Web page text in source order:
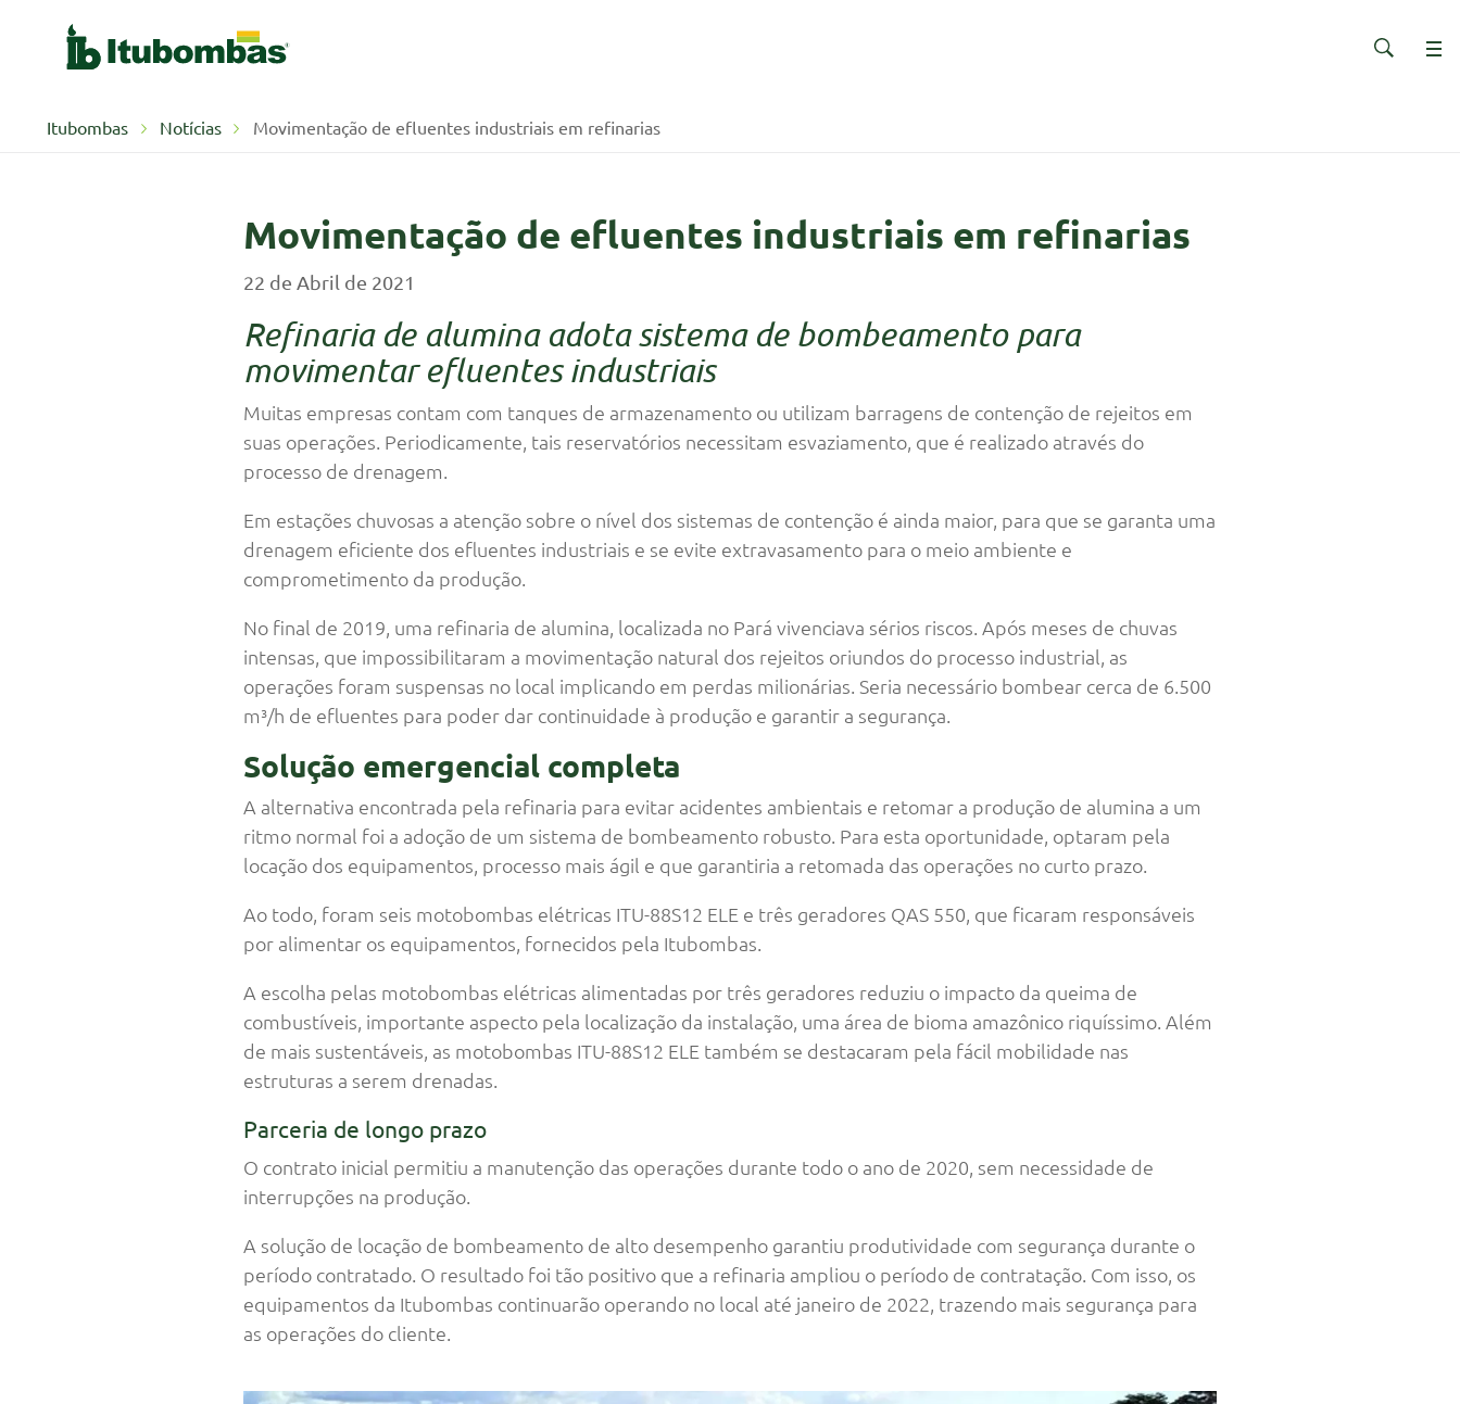
Itubombas Notícias Movimentação de efluentes industriais em refinarias
Movimentação de efluentes industriais em refinarias
22 de Abril de 2021
Refinaria de alumina adota sistema de bombeamento para
movimentar efluentes industriais
Muitas empresas contam com tanques de armazenamento ou utilizam barragens de contenção de rejeitos em
suas operações. Periodicamente, tais reservatórios necessitam esvaziamento, que é realizado através do
processo de drenagem.
Em estações chuvosas a atenção sobre o nível dos sistemas de contenção é ainda maior, para que se garanta uma
drenagem eficiente dos efluentes industriais e se evite extravasamento para o meio ambiente e
comprometimento da produção.
No final de 2019, uma refinaria de alumina, localizada no Pará vivenciava sérios riscos. Após meses de chuvas
intensas, que impossibilitaram a movimentação natural dos rejeitos oriundos do processo industrial, as
operações foram suspensas no local implicando em perdas milionárias. Seria necessário bombear cerca de 6.500
m³/h de efluentes para poder dar continuidade à produção e garantir a segurança.
Solução emergencial completa
A alternativa encontrada pela refinaria para evitar acidentes ambientais e retomar a produção de alumina a um
ritmo normal foi a adoção de um sistema de bombeamento robusto. Para esta oportunidade, optaram pela
locação dos equipamentos, processo mais ágil e que garantiria a retomada das operações no curto prazo.
Ao todo, foram seis motobombas elétricas ITU-88S12 ELE e três geradores QAS 550, que ficaram responsáveis
por alimentar os equipamentos, fornecidos pela Itubombas.
A escolha pelas motobombas elétricas alimentadas por três geradores reduziu o impacto da queima de
combustíveis, importante aspecto pela localização da instalação, uma área de bioma amazônico riquíssimo. Além
de mais sustentáveis, as motobombas ITU-88S12 ELE também se destacaram pela fácil mobilidade nas
estruturas a serem drenadas.
Parceria de longo prazo
O contrato inicial permitiu a manutenção das operações durante todo o ano de 2020, sem necessidade de
interrupções na produção.
A solução de locação de bombeamento de alto desempenho garantiu produtividade com segurança durante o
período contratado. O resultado foi tão positivo que a refinaria ampliou o período de contratação. Com isso, os
equipamentos da Itubombas continuarão operando no local até janeiro de 2022, trazendo mais segurança para
as operações do cliente.